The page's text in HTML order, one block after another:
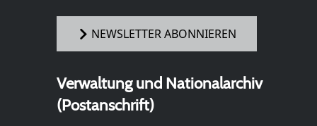
NEWSLETTER ABONNIEREN
Verwaltung und Nationalarchiv
(Postanschrift)